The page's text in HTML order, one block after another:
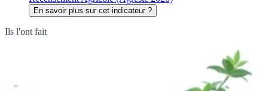
En savoir plus sur cet indicateur ?
Ils l'ont fait